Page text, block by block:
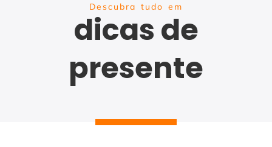
Descubra tudo em
dicas de
presente